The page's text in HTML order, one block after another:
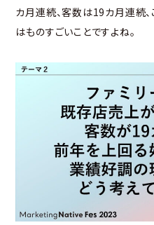
カ月連続、客数は19カ月連続
はものすごいことですよね。